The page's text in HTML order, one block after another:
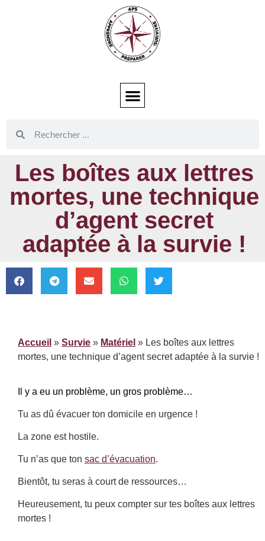
Les boîtes aux lettres
mortes, une technique
d’agent secret
adaptée à la survie !
Accueil » Survie » Matériel » Les boîtes aux lettres
mortes, une technique d’agent secret adaptée à la survie !
Il y a eu un problème, un gros problème…
Tu as dû évacuer ton domicile en urgence !
La zone est hostile.
Tu n’as que ton sac d’évacuation.
Bientôt, tu seras à court de ressources…
Heureusement, tu peux compter sur tes boîtes aux lettres
mortes !